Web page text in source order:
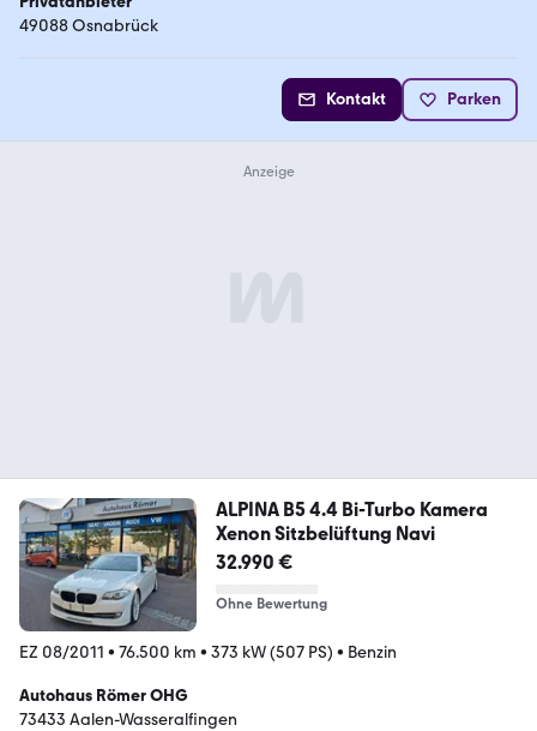
49088 Osnabrück
Kontakt Parken
ALPINA B5 4.4 Bi-Turbo Kamera
Xenon Sitzbelüftung Navi
32.990 €
Ohne Bewertung
EZ 08/2011 • 76.500 km • 373 kW (507 PS) • Benzin
Autohaus Römer OHG
73433 Aalen-Wasseralfingen